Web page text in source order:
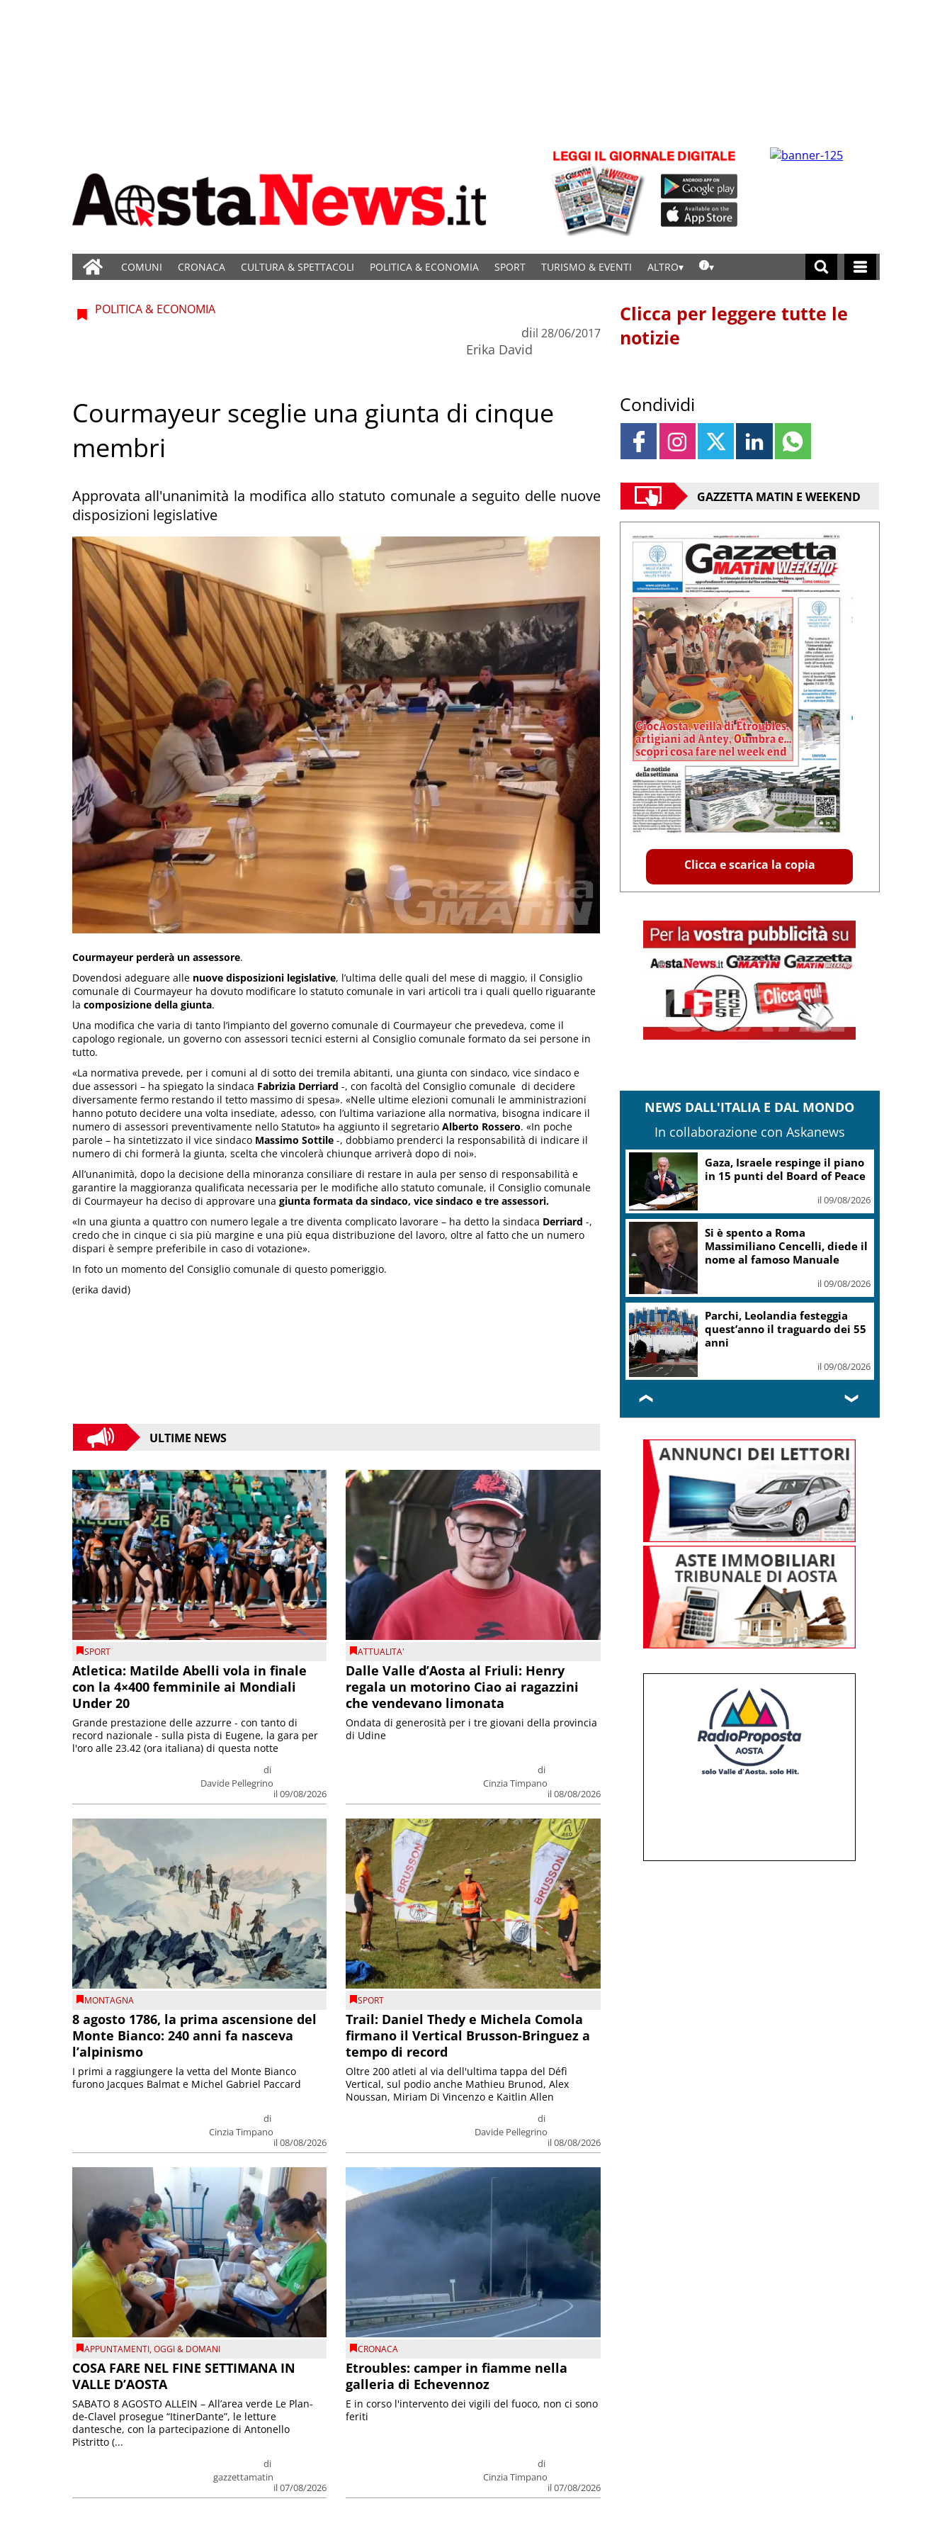
COMUNI CRONACA CULTURA & SPETTACOLI POLITICA & ECONOMIA SPORT TURISMO & EVENTI ALTRO
POLITICA & ECONOMIA
di
Erika David
il 28/06/2017
Courmayeur sceglie una giunta di cinque
membri
Approvata all'unanimità la modifica allo statuto comunale a seguito delle nuove
disposizioni legislative
Courmayeur perderà un assessore.
Dovendosi adeguare alle nuove disposizioni legislative, l’ultima delle quali del mese di maggio, il Consiglio
comunale di Courmayeur ha dovuto modificare lo statuto comunale in vari articoli tra i quali quello riguarante
la composizione della giunta.
Una modifica che varia di tanto l’impianto del governo comunale di Courmayeur che prevedeva, come il
capologo regionale, un governo con assessori tecnici esterni al Consiglio comunale formato da sei persone in
tutto.
«La normativa prevede, per i comuni al di sotto dei tremila abitanti, una giunta con sindaco, vice sindaco e
due assessori – ha spiegato la sindaca Fabrizia Derriard -, con facoltà del Consiglio comunale di decidere
diversamente fermo restando il tetto massimo di spesa». «Nelle ultime elezioni comunali le amministrazioni
hanno potuto decidere una volta insediate, adesso, con l’ultima variazione alla normativa, bisogna indicare il
numero di assessori preventivamente nello Statuto» ha aggiunto il segretario Alberto Rossero. «In poche
parole – ha sintetizzato il vice sindaco Massimo Sottile -, dobbiamo prenderci la responsabilità di indicare il
numero di chi formerà la giunta, scelta che vincolerà chiunque arriverà dopo di noi».
All’unanimità, dopo la decisione della minoranza consiliare di restare in aula per senso di responsabilità e
garantire la maggioranza qualificata necessaria per le modifiche allo statuto comunale, il Consiglio comunale
di Courmayeur ha deciso di approvare una giunta formata da sindaco, vice sindaco e tre assessori.
«In una giunta a quattro con numero legale a tre diventa complicato lavorare – ha detto la sindaca Derriard -,
credo che in cinque ci sia più margine e una più equa distribuzione del lavoro, oltre al fatto che un numero
dispari è sempre preferibile in caso di votazione».
In foto un momento del Consiglio comunale di questo pomeriggio.
(erika david)
ULTIME NEWS
SPORT
Atletica: Matilde Abelli vola in finale
con la 4×400 femminile ai Mondiali
Under 20
di
Davide Pellegrino
il 09/08/2026
Grande prestazione delle azzurre - con tanto di
record nazionale - sulla pista di Eugene, la gara per
l'oro alle 23.42 (ora italiana) di questa notte
ATTUALITA'
Dalle Valle d’Aosta al Friuli: Henry
regala un motorino Ciao ai ragazzini
che vendevano limonata
di
Cinzia Timpano
il 08/08/2026
Ondata di generosità per i tre giovani della provincia
di Udine
MONTAGNA
8 agosto 1786, la prima ascensione del
Monte Bianco: 240 anni fa nasceva
l’alpinismo
di
Cinzia Timpano
il 08/08/2026
I primi a raggiungere la vetta del Monte Bianco
furono Jacques Balmat e Michel Gabriel Paccard
SPORT
Trail: Daniel Thedy e Michela Comola
firmano il Vertical Brusson-Bringuez a
tempo di record
di
Davide Pellegrino
il 08/08/2026
Oltre 200 atleti al via dell'ultima tappa del Défì
Vertical, sul podio anche Mathieu Brunod, Alex
Noussan, Miriam Di Vincenzo e Kaitlin Allen
APPUNTAMENTI,OGGI & DOMANI
COSA FARE NEL FINE SETTIMANA IN
VALLE D’AOSTA
di
gazzettamatin
il 07/08/2026
SABATO 8 AGOSTO ALLEIN – All’area verde Le Plan-
de-Clavel prosegue “ItinerDante”, le letture
dantesche, con la partecipazione di Antonello
Pistritto (...
CRONACA
Etroubles: camper in fiamme nella
galleria di Echevennoz
di
Cinzia Timpano
il 07/08/2026
E in corso l'intervento dei vigili del fuoco, non ci sono
feriti
Clicca per leggere tutte le
notizie
Condividi
GAZZETTA MATIN E WEEKEND
Clicca e scarica la copia
NEWS DALL'ITALIA E DAL MONDO
In collaborazione con Askanews
Gaza, Israele respinge il piano
in 15 punti del Board of Peace
il 09/08/2026
Si è spento a Roma
Massimiliano Cencelli, diede il
nome al famoso Manuale
il 09/08/2026
Parchi, Leolandia festeggia
quest’anno il traguardo dei 55
anni
il 09/08/2026
❮ ❯